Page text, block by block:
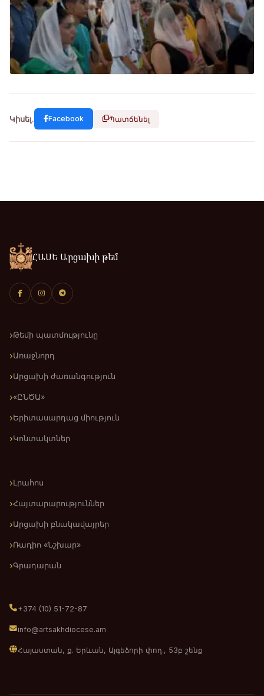
Կիսել. Facebook Պատճենել
ՀԱՍԵ Արցախի թեմ
Թեմի պատմությունը
Առաջնորդ
Արցախի ժառանգություն
«ԸՆԾԱ»
Երիտասարդաց միություն
Կոնտակտներ
Լրահոս
Հայտարարություններ
Արցախի բնակավայրեր
Ռադիո «Նշխար»
Գրադարան
+374 (10) 51-72-87
info@artsakhdiocese.am
Հայաստան, ք. Երևան, Այգեձորի փող., 53բ շենք